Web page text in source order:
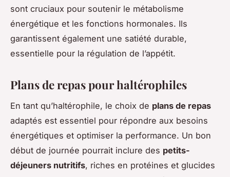
sont cruciaux pour soutenir le métabolisme
énergétique et les fonctions hormonales. Ils
garantissent également une satiété durable,
essentielle pour la régulation de l’appétit.
Plans de repas pour haltérophiles
En tant qu’haltérophile, le choix de plans de repas
adaptés est essentiel pour répondre aux besoins
énergétiques et optimiser la performance. Un bon
début de journée pourrait inclure des petits-
déjeuners nutritifs, riches en protéines et glucides